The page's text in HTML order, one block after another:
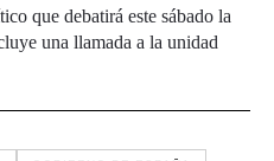
que debatirá este sábado la
una llamada a la unidad